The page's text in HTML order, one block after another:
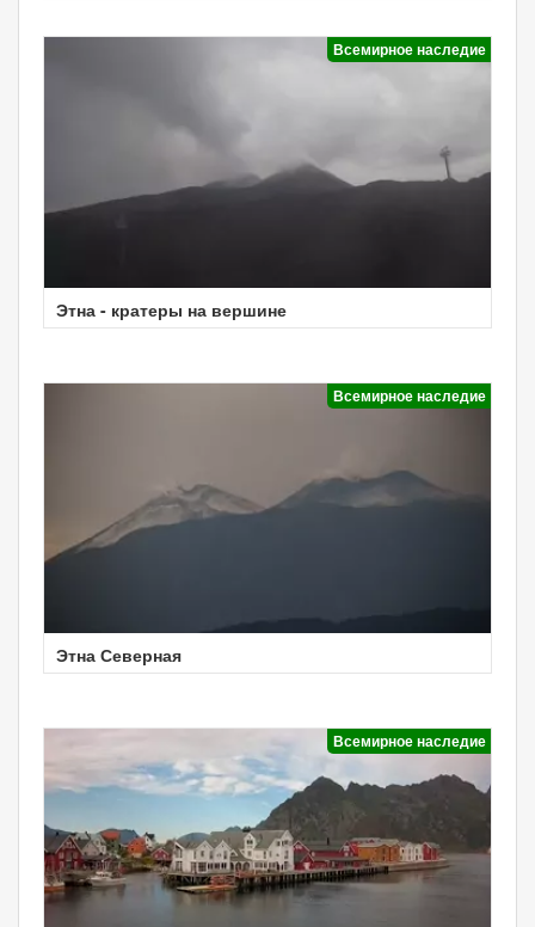
Всемирное наследие
Этна - кратеры на вершине
Всемирное наследие
Этна Северная
Всемирное наследие